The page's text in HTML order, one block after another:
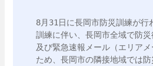
8月31日に長岡市防災訓練が行
訓練に伴い、長岡市全域で防
及び緊急速報メール（エリア
ため、長岡市の隣接地域では